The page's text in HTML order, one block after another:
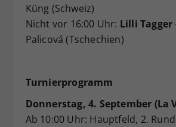
Küng (Schweiz)
Nicht vor 16:00 Uhr: Lilli Tagger
Palicová (Tschechien)
Turnierprogramm
Donnerstag, 4. September (La
Ab 10:00 Uhr: Hauptfeld, 2.